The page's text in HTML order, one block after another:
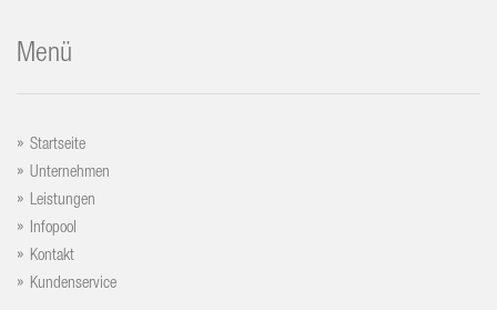
Menü
Startseite
Unternehmen
Leistungen
Infopool
Kontakt
Kundenservice